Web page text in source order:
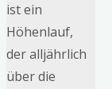
ist ein
Höhenlauf,
der alljährlich
über die